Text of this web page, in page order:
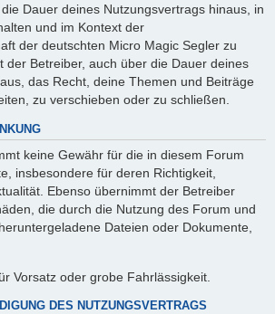
Dauer deines Nutzungsvertrags hinaus, in
und im Kontext der
der deutschten Micro Magic Segler zu
der Betreiber, auch über die Dauer deines
das Recht, deine Themen und Beiträge
zu verschieben oder zu schließen.
keine Gewähr für die in diesem Forum
insbesondere für deren Richtigkeit,
Ebenso übernimmt der Betreiber
die durch die Nutzung des Forum und
Dateien oder Dokumente,
Vorsatz oder grobe Fahrlässigkeit.
DES NUTZUNGSVERTRAGS